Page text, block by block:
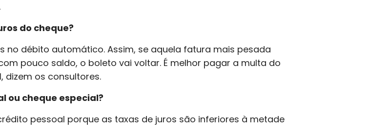
do cheque?
no débito automático. Assim, se aquela fatura mais pesada
pouco saldo, o boleto vai voltar. É melhor pagar a multa do
dizem os consultores.
ou cheque especial?
pessoal porque as taxas de juros são inferiores à metade